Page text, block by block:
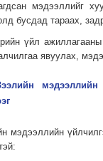
мэдээллийг
бусдад тараах,
үйл
явуулах,
мэдээллийн
мэдээллийн